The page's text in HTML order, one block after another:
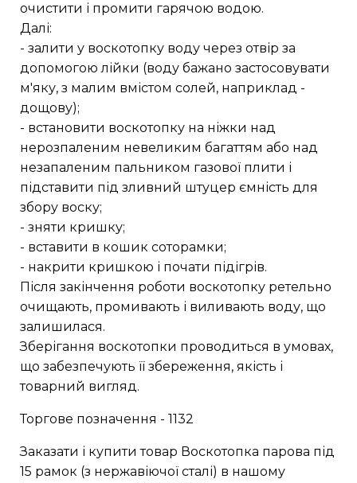
очистити і промити гарячою водою.
Далі:
- залити у воскотопку воду через отвір за
допомогою лійки (воду бажано застосовувати
м'яку, з малим вмістом солей, наприклад -
дощову);
- встановити воскотопку на ніжки над
нерозпаленим невеликим багаттям або над
незапаленим пальником газової плити і
підставити під зливний штуцер ємність для
збору воску;
- зняти кришку;
- вставити в кошик соторамки;
- накрити кришкою і почати підігрів.
Після закінчення роботи воскотопку ретельно
очищають, промивають і виливають воду, що
залишилася.
Зберігання воскотопки проводиться в умовах,
що забезпечують її збереження, якість і
товарний вигляд.
Торгове позначення - 1132
Заказати і купити товар Воскотопка парова під
15 рамок (з нержавіючої сталі) в нашому